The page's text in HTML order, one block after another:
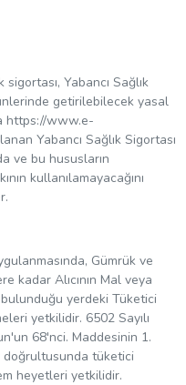
Yabancı Sağlık
getirilebilecek yasal
https://www.e-
Yabancı Sağlık Sigortası
ve bu hususların
kullanılamayacağını
Gümrük ve
kadar Alıcının Mal veya
bulunduğu yerdeki Tüketici
yetkilidir. 6502 Sayılı
68'nci. Maddesinin 1.
doğrultusunda tüketici
heyetleri yetkilidir.